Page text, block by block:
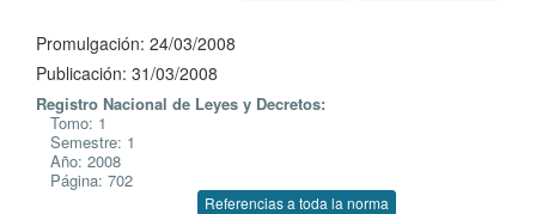
Promulgación: 24/03/2008
Publicación: 31/03/2008
Registro Nacional de Leyes y Decretos:
Tomo: 1
Semestre: 1
Año: 2008
Página: 702
Referencias a toda la norma